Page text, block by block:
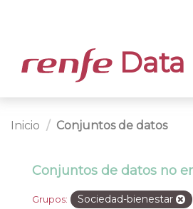
Data
Inicio Conjuntos de datos
Conjuntos de datos no
Grupos: Sociedad-bienestar